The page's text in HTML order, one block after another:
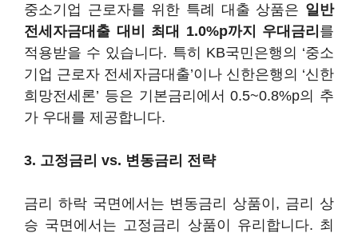
중소기업 근로자를 위한 특례 대출 상품은 일반
전세자금대출 대비 최대 1.0%p까지 우대금리 를
적용받을 수 있습니다. 특히 KB국민은행의 ‘중소
기업 근로자 전세자금대출’이나 신한은행의 ‘신한
희망전세론’ 등은 기본금리에서 0.5~0.8%p의 추
가 우대를 제공합니다.
3. 고정금리 vs. 변동금리 전략
금리 하락 국면에서는 변동금리 상품이, 금리 상
승 국면에서는 고정금리 상품이 유리합니다. 최